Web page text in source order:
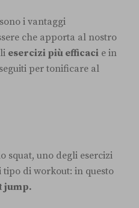
i vantaggi
che apporta al nostro
esercizi più efficaci e in
per tonificare al
squat, uno degli esercizi
di workout: in questo
jump.